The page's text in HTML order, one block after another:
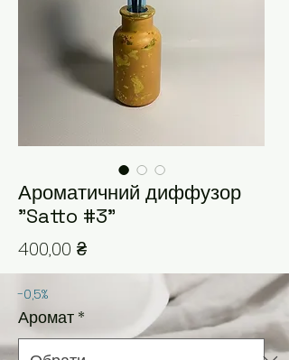
Ароматичний диффузор
"Satto #3"
400,00 ₴Ціна
-0,5%
Аромат *